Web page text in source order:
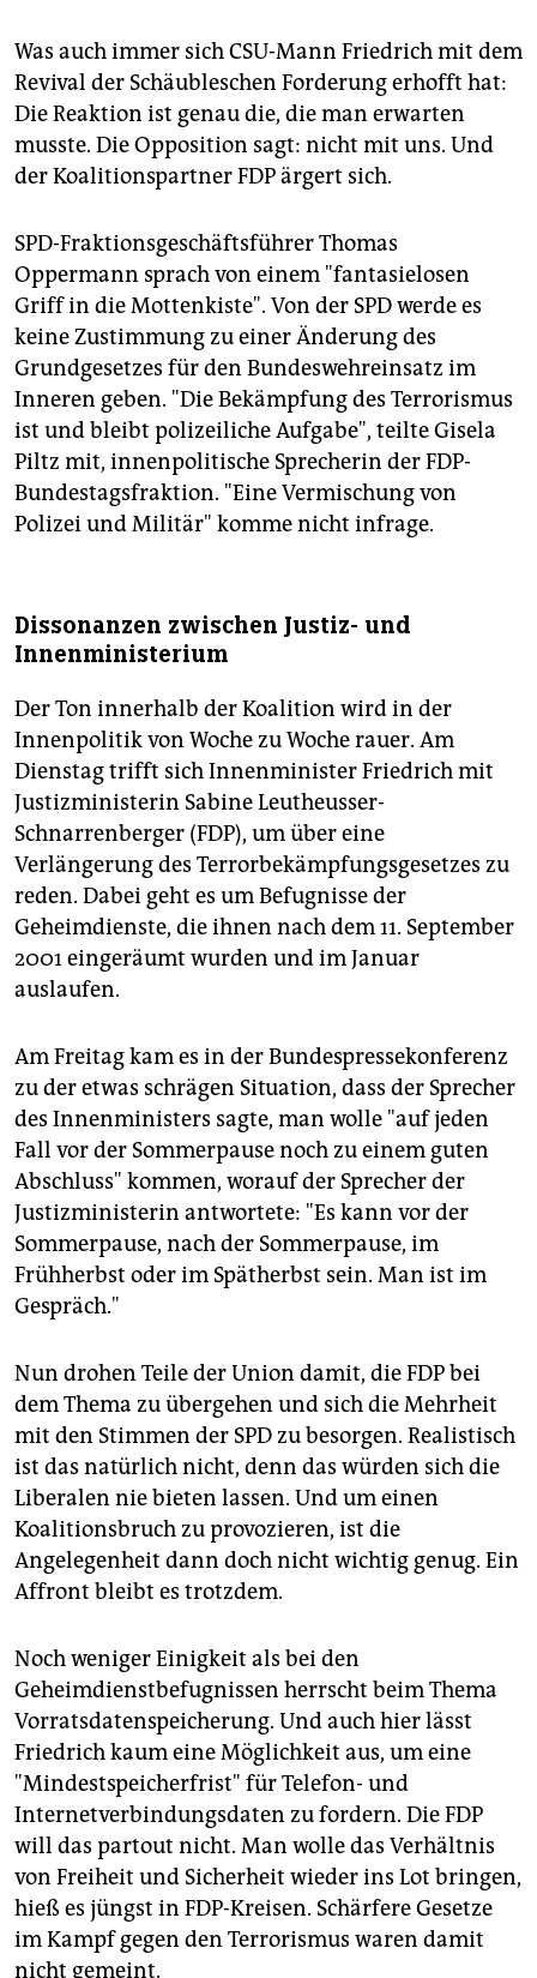
Was auch immer sich CSU-Mann Friedrich mit dem
Revival der Schäubleschen Forderung erhofft hat:
Die Reaktion ist genau die, die man erwarten
musste. Die Opposition sagt: nicht mit uns. Und
der Koalitionspartner FDP ärgert sich.
SPD-Fraktionsgeschäftsführer Thomas
Oppermann sprach von einem "fantasielosen
Griff in die Mottenkiste". Von der SPD werde es
keine Zustimmung zu einer Änderung des
Grundgesetzes für den Bundeswehreinsatz im
Inneren geben. "Die Bekämpfung des Terrorismus
ist und bleibt polizeiliche Aufgabe", teilte Gisela
Piltz mit, innenpolitische Sprecherin der FDP-
Bundestagsfraktion. "Eine Vermischung von
Polizei und Militär" komme nicht infrage.
Dissonanzen zwischen Justiz- und
Innenministerium
Der Ton innerhalb der Koalition wird in der
Innenpolitik von Woche zu Woche rauer. Am
Dienstag trifft sich Innenminister Friedrich mit
Justizministerin Sabine Leutheusser-
Schnarrenberger (FDP), um über eine
Verlängerung des Terrorbekämpfungsgesetzes zu
reden. Dabei geht es um Befugnisse der
Geheimdienste, die ihnen nach dem 11. September
2001 eingeräumt wurden und im Januar
auslaufen.
Am Freitag kam es in der Bundespressekonferenz
zu der etwas schrägen Situation, dass der Sprecher
des Innenministers sagte, man wolle "auf jeden
Fall vor der Sommerpause noch zu einem guten
Abschluss" kommen, worauf der Sprecher der
Justizministerin antwortete: "Es kann vor der
Sommerpause, nach der Sommerpause, im
Frühherbst oder im Spätherbst sein. Man ist im
Gespräch."
Nun drohen Teile der Union damit, die FDP bei
dem Thema zu übergehen und sich die Mehrheit
mit den Stimmen der SPD zu besorgen. Realistisch
ist das natürlich nicht, denn das würden sich die
Liberalen nie bieten lassen. Und um einen
Koalitionsbruch zu provozieren, ist die
Angelegenheit dann doch nicht wichtig genug. Ein
Affront bleibt es trotzdem.
Noch weniger Einigkeit als bei den
Geheimdienstbefugnissen herrscht beim Thema
Vorratsdatenspeicherung. Und auch hier lässt
Friedrich kaum eine Möglichkeit aus, um eine
"Mindestspeicherfrist" für Telefon- und
Internetverbindungsdaten zu fordern. Die FDP
will das partout nicht. Man wolle das Verhältnis
von Freiheit und Sicherheit wieder ins Lot bringen,
hieß es jüngst in FDP-Kreisen. Schärfere Gesetze
im Kampf gegen den Terrorismus waren damit
nicht gemeint.